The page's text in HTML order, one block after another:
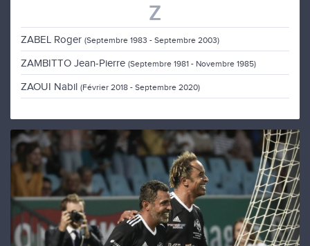
Z
ZABEL Roger (Septembre 1983 - Septembre 2003)
ZAMBITTO Jean-Pierre (Septembre 1981 - Novembre 1985)
ZAOUI Nabil (Février 2018 - Septembre 2020)